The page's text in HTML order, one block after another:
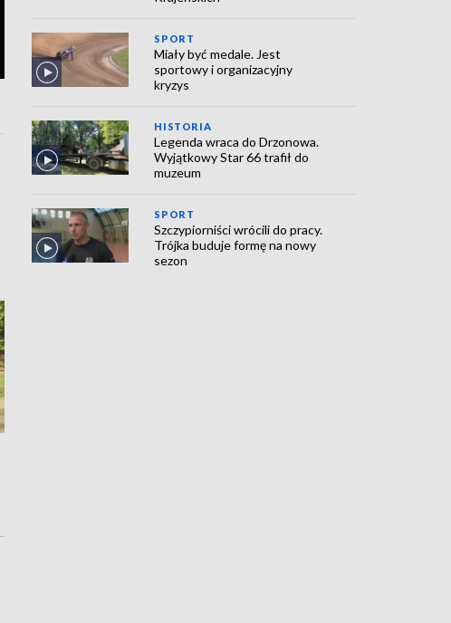
SPORT
Miały być medale. Jest
sportowy i organizacyjny
kryzys
HISTORIA
Legenda wraca do Drzonowa.
Wyjątkowy Star 66 trafił do
muzeum
SPORT
Szczypiorniści wrócili do pracy.
Trójka buduje formę na nowy
sezon